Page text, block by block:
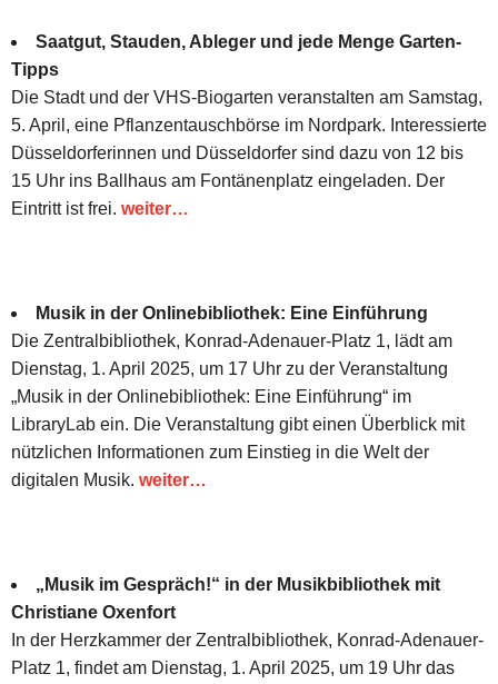
Saatgut, Stauden, Ableger und jede Menge Garten-
Tipps
Die Stadt und der VHS-Biogarten veranstalten am Samstag,
5. April, eine Pflanzentauschbörse im Nordpark. Interessierte
Düsseldorferinnen und Düsseldorfer sind dazu von 12 bis
15 Uhr ins Ballhaus am Fontänenplatz eingeladen. Der
Eintritt ist frei. weiter…
Musik in der Onlinebibliothek: Eine Einführung
Die Zentralbibliothek, Konrad-Adenauer-Platz 1, lädt am
Dienstag, 1. April 2025, um 17 Uhr zu der Veranstaltung
„Musik in der Onlinebibliothek: Eine Einführung“ im
LibraryLab ein. Die Veranstaltung gibt einen Überblick mit
nützlichen Informationen zum Einstieg in die Welt der
digitalen Musik. weiter…
„Musik im Gespräch!“ in der Musikbibliothek mit
Christiane Oxenfort
In der Herzkammer der Zentralbibliothek, Konrad-Adenauer-
Platz 1, findet am Dienstag, 1. April 2025, um 19 Uhr das